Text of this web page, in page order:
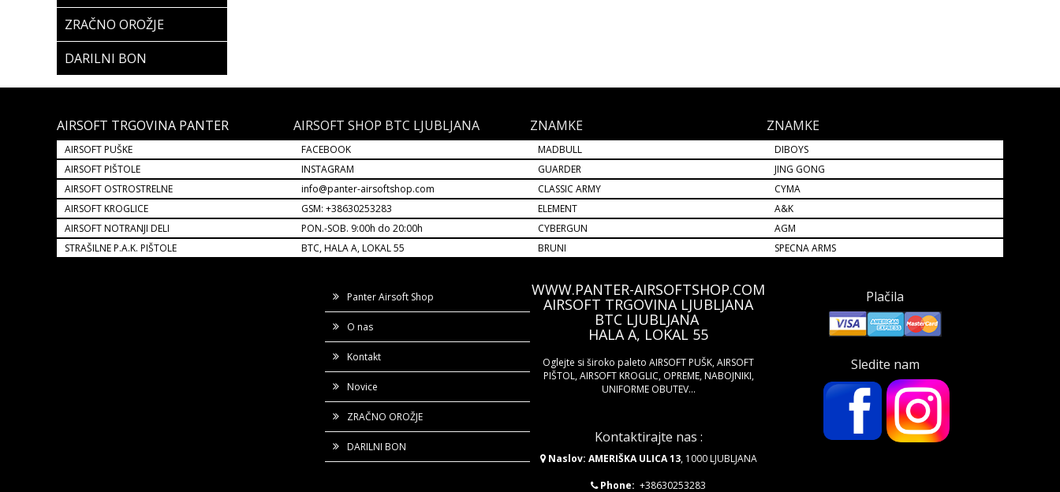
ZRAČNO OROŽJE
DARILNI BON
AIRSOFT TRGOVINA PANTER
AIRSOFT PUŠKE
AIRSOFT PIŠTOLE
AIRSOFT OSTROSTRELNE
AIRSOFT KROGLICE
AIRSOFT NOTRANJI DELI
STRAŠILNE P.A.K. PIŠTOLE
AIRSOFT SHOP BTC LJUBLJANA
FACEBOOK
INSTAGRAM
info@panter-airsoftshop.com
GSM: +38630253283
PON.-SOB. 9:00h do 20:00h
BTC, HALA A, LOKAL 55
ZNAMKE
MADBULL
GUARDER
CLASSIC ARMY
ELEMENT
CYBERGUN
BRUNI
ZNAMKE
DIBOYS
JING GONG
CYMA
A&K
AGM
SPECNA ARMS
Panter Airsoft Shop
O nas
Kontakt
Novice
ZRAČNO OROŽJE
DARILNI BON
WWW.PANTER-AIRSOFTSHOP.COM
AIRSOFT TRGOVINA LJUBLJANA
BTC LJUBLJANA
HALA A, LOKAL 55
Oglejte si široko paleto AIRSOFT PUŠK, AIRSOFT
PIŠTOL, AIRSOFT KROGLIC, OPREME, NABOJNIKI,
UNIFORME OBUTEV...
Kontaktirajte nas :
Naslov: AMERIŠKA ULICA 13, 1000 LJUBLJANA
Phone: +38630253283
Plačila
Sledite nam